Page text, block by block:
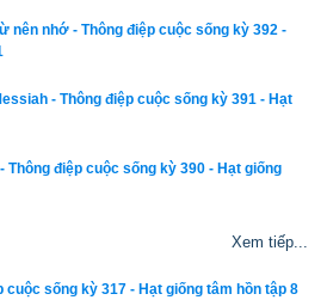
rối, cố tỏ ra thông cảm, nhưng cũng
thêm cảm xúc buồn rầu của cô ấy. -
khăn với cô.
Tôi biết mình có vẻ đa cảm một
tôi, hôm nay là một ngày buồn, ông
nên nhớ - Thông điệp cuộc sống kỳ 392 -
- Thông điệp cuộc sống kỳ 391 - Hạt
Thông điệp cuộc sống kỳ 390 - Hạt giống
Xem tiếp...
cuộc sống kỳ 317 - Hạt giống tâm hồn tập 8